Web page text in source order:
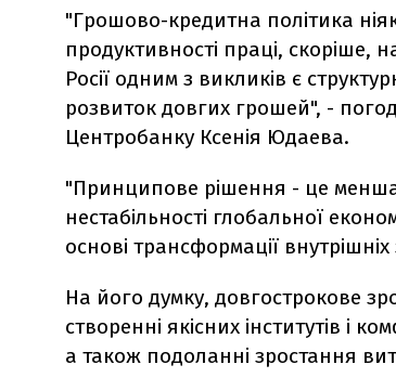
"Грошово-кредитна політика
продуктивності праці, скоріше,
Росії одним з викликів є
розвиток довгих грошей", -
Центробанку Ксенія Юдаева.
"Принципове рішення - це менша
нестабільності глобальної
основі трансформації
На його думку, довгострокове
створенні якісних інститутів і
а також подоланні зростання